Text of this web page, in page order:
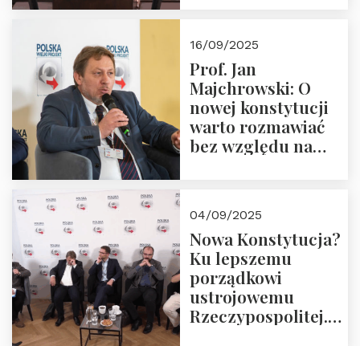
16/09/2025
Prof. Jan
Majchrowski: O
nowej konstytucji
warto rozmawiać
bez względu na
04/09/2025
Nowa Konstytucja?
Ku lepszemu
porządkowi
ustrojowemu
Rzeczypospolitej.